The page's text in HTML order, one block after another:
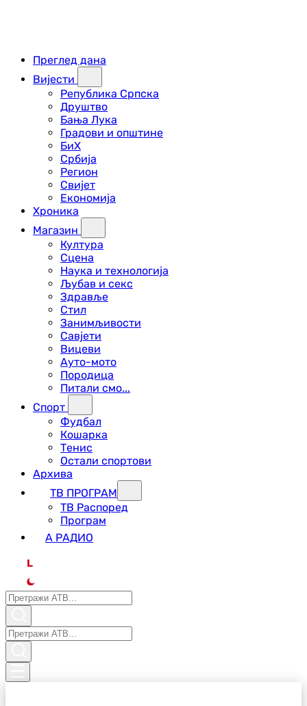
Преглед дана
Вијести
Република Српска
Друштво
Бања Лука
Градови и општине
БиХ
Србија
Регион
Свијет
Економија
Хроника
Магазин
Култура
Сцена
Наука и технологија
Љубав и секс
Здравље
Стил
Занимљивости
Савјети
Вицеви
Ауто-мото
Породица
Питали смо...
Спорт
Фудбал
Кошарка
Тенис
Остали спортови
Архива
ТВ ПРОГРАМ
ТВ Распоред
Програм
А РАДИО
L